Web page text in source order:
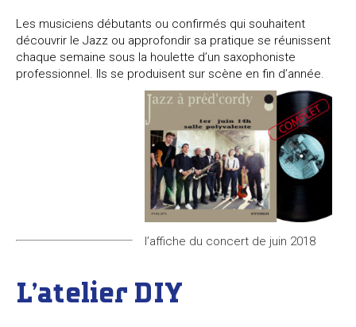
Les musiciens débutants ou confirmés qui souhaitent
découvrir le Jazz ou approfondir sa pratique se réunissent
chaque semaine sous la houlette d’un saxophoniste
professionnel. Ils se produisent sur scène en fin d’année.
l’affiche du concert de juin 2018
L’atelier DIY